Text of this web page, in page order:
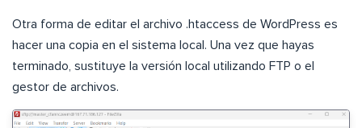
Otra forma de editar el archivo .htaccess de WordPress es
hacer una copia en el sistema local. Una vez que hayas
terminado, sustituye la versión local utilizando FTP o el
gestor de archivos.